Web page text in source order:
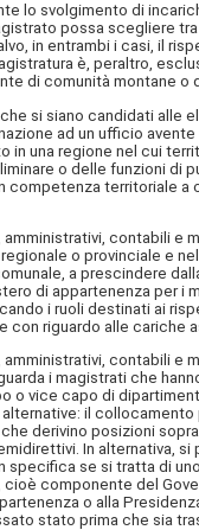
lo svolgimento di
possa scegliere
in entrambi i casi, il
è, peraltro,
di comunità montane o
si siano candidati
ad un ufficio
una regione nel cui
o delle funzioni
territoriale
contabili e
o provinciale e
a prescindere
di appartenenza per i
i ruoli destinati ai
riguardo alle cariche
contabili
i magistrati che
o vice capo di
il
derivino posizioni
In alternativa,
specifica se si tratta di uno
componente del
o alla
stato prima che sia